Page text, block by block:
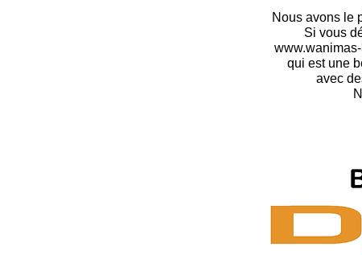
Nous avons le
Si vous
qui est une
avec